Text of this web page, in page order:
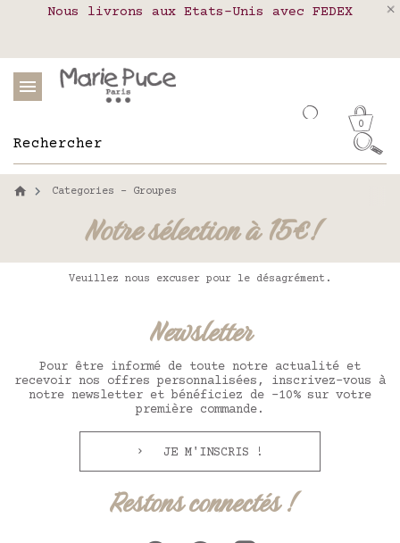
Notre site part en vacances !
Nous livrons aux Etats-Unis avec FEDEX
Livraison en relais colis en France,
0
Categories - Groupes
Notre sélection à 15€!
Veuillez nous excuser pour le désagrément.
Newsletter
Pour être informé de toute notre actualité et
recevoir nos offres personnalisées, inscrivez-vous à
notre newsletter et bénéficiez de -10% sur votre
première commande.
JE M'INSCRIS !
Restons connectés !